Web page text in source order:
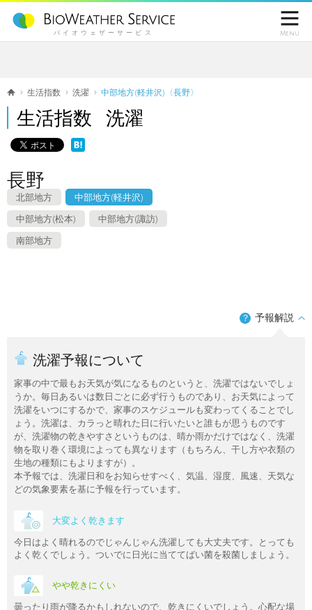
バイオウェザーサービス

Menu
生活指数 洗濯 中部地方(軽井沢)〈長野〉
生活指数 洗濯
長野
北部地方 中部地方(軽井沢)
中部地方(松本) 中部地方(諏訪)
南部地方
？ 予報解説
洗濯予報について
家事の中で最もお天気が気になるものというと、洗濯ではないでしょ
うか。毎日あるいは数日ごとに必ず行うものであり、お天気によって
洗濯をいつにするかで、家事のスケジュールも変わってくることでし
ょう。洗濯は、カラっと晴れた日に行いたいと誰もが思うものです
が、洗濯物の乾きやすさというものは、晴か雨かだけではなく、洗濯
物を取り巻く環境によっても異なります（もちろん、干し方や衣類の
生地の種類にもよりますが）。
本予報では、洗濯日和をお知らせすべく、気温、湿度、風速、天気な
どの気象要素を基に予報を行っています。
大変よく乾きます
今日はよく晴れるのでじゃんじゃん洗濯しても大丈夫です。とっても
よく乾くでしょう。ついでに日光に当ててばい菌を殺菌しましょう。
やや乾きにくい
曇ったり雨が降るかもしれないので、乾きにくいでしょう。心配な場